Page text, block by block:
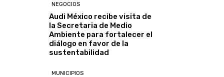
NEGOCIOS
Audi México recibe visita de
la Secretaria de Medio
Ambiente para fortalecer el
diálogo en favor de la
sustentabilidad
MUNICIPIOS